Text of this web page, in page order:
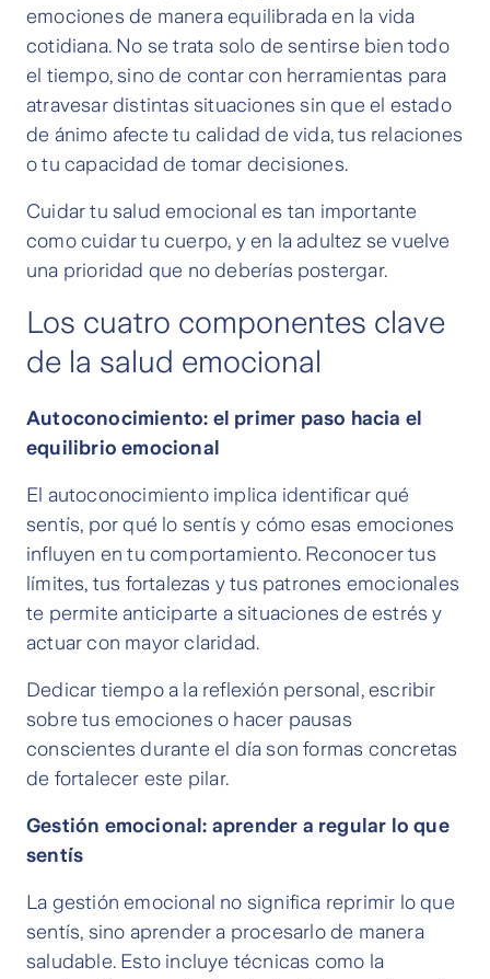
emociones de manera equilibrada en la vida
cotidiana. No se trata solo de sentirse bien todo
el tiempo, sino de contar con herramientas para
atravesar distintas situaciones sin que el estado
de ánimo afecte tu calidad de vida, tus relaciones
o tu capacidad de tomar decisiones.
Cuidar tu salud emocional es tan importante
como cuidar tu cuerpo, y en la adultez se vuelve
una prioridad que no deberías postergar.
Los cuatro componentes clave
de la salud emocional
Autoconocimiento: el primer paso hacia el
equilibrio emocional
El autoconocimiento implica identificar qué
sentís, por qué lo sentís y cómo esas emociones
influyen en tu comportamiento. Reconocer tus
límites, tus fortalezas y tus patrones emocionales
te permite anticiparte a situaciones de estrés y
actuar con mayor claridad.
Dedicar tiempo a la reflexión personal, escribir
sobre tus emociones o hacer pausas
conscientes durante el día son formas concretas
de fortalecer este pilar.
Gestión emocional: aprender a regular lo que
sentís
La gestión emocional no significa reprimir lo que
sentís, sino aprender a procesarlo de manera
saludable. Esto incluye técnicas como la